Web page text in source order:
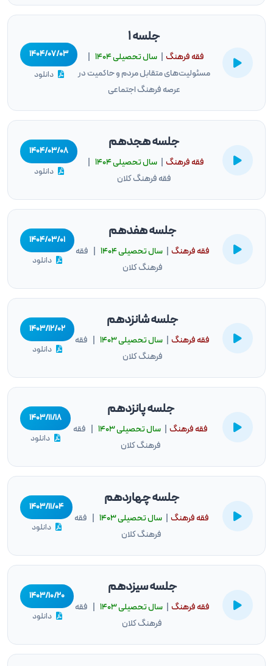
جلسه 1
فقه فرهنگ |سال تحصيلى ۱۴۰۴
مسئولیت‌های متقابل مردم و حاکمیت در
عرصه فرهنگ اجتماعی
۱۴۰۴/۰۷/۰۳
دانلود
جلسه هجدهم
فقه فرهنگ |سال تحصيلى ۱۴۰۴
فقه فرهنگ کلان
۱۴۰۴/۰۳/۰۸
دانلود
جلسه هفدهم
فقه فرهنگ |سال تحصيلى ۱۴۰۴
| فقه
فرهنگ کلان
۱۴۰۴/۰۳/۰۱
دانلود
جلسه شانزدهم
فقه فرهنگ سال تحصيلى ۱۴۰۳
| فقه
فرهنگ کلان
۱۴۰۳/۱۲/۰۲
دانلود
جلسه پانزدهم
فقه فرهنگ سال تحصيلى ۱۴۰۳
| فقه
فرهنگ کلان
۱۴۰۳/۱۱/۱۸
دانلود
جلسه چهاردهم
فقه فرهنگ |سال تحصيلى ۱۴۰۳
| فقه
فرهنگ کلان
۱۴۰۳/۱۱/۰۴
دانلود
جلسه سیزدهم
فقه فرهنگ |سال تحصيلى ۱۴۰۳
| فقه
فرهنگ کلان
۱۴۰۳/۱۰/۲۰
دانلود